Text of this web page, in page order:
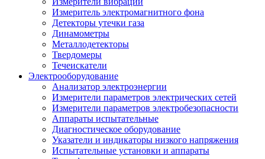
Измеритель электромагнитного фона
Детекторы утечки газа
Динамометры
Металлодетекторы
Твердомеры
Течеискатели
Электрооборудование
Анализатор электроэнергии
Измерители параметров электрических сетей
Измерители параметров электробезопасности
Аппараты испытательные
Диагностическое оборудование
Указатели и индикаторы низкого напряжения
Испытательные установки и аппараты